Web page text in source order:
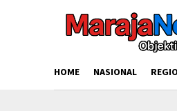
HOME NASIONAL